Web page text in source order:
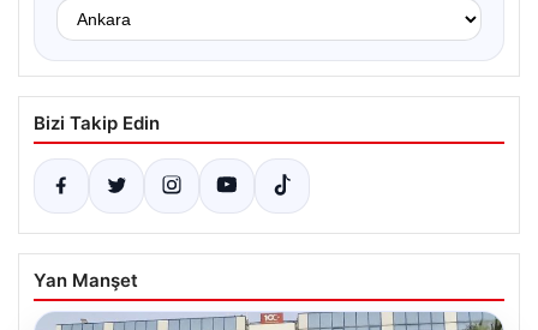
Bizi Takip Edin
Yan Manşet